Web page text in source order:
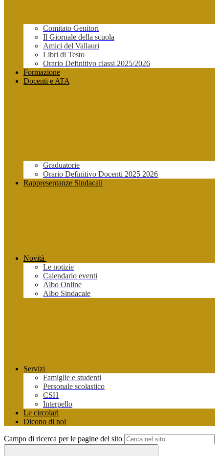
Comitato Genitori
Il Giornale della scuola
Amici del Vallauri
Libri di Testo
Orario Definitivo classi 2025/2026
Formazione
Docenti e ATA
Graduatorie
Orario Definitivo Docenti 2025 2026
Rappresentanze Sindacali
Novità
Le notizie
Calendario eventi
Albo Online
Albo Sindacale
Servizi
Famiglie e studenti
Personale scolastico
CSH
Interpello
Le circolari
Dicono di noi
Campo di ricerca per le pagine del sito